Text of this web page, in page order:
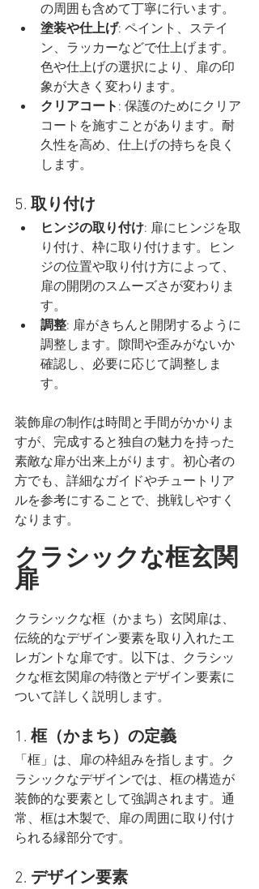
の周囲も含めて丁寧に行います。
塗装や仕上げ: ペイント、ステイ
ン、ラッカーなどで仕上げます。
色や仕上げの選択により、扉の印
象が大きく変わります。
クリアコート : 保護のためにクリア
コートを施すことがあります。耐
久性を高め、仕上げの持ちを良く
します。
5. 取り付け
ヒンジの取り付け: 扉にヒンジを取
り付け、枠に取り付けます。ヒン
ジの位置や取り付け方によって、
扉の開閉のスムーズさが変わりま
す。
調整: 扉がきちんと開閉するように
調整します。隙間や歪みがないか
確認し、必要に応じて調整しま
す。
装飾扉の制作は時間と手間がかかりま
すが、完成すると独自の魅力を持った
素敵な扉が出来上がります。初心者の
方でも、詳細なガイドやチュートリア
ルを参考にすることで、挑戦しやすく
なります。
クラシックな框玄関
扉
クラシックな框（かまち）玄関扉は、
伝統的なデザイン要素を取り入れたエ
レガントな扉です。以下は、クラシッ
クな框玄関扉の特徴とデザイン要素に
ついて詳しく説明します。
1. 框（かまち）の定義
「框」は、扉の枠組みを指します。ク
ラシックなデザインでは、框の構造が
装飾的な要素として強調されます。通
常、框は木製で、扉の周囲に取り付け
られる縁部分です。
2. デザイン要素